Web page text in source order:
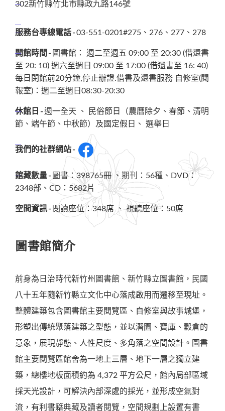
302新竹縣竹北市縣政九路146號
服務台專線電話 03-551-0201#275、276、277、278
開館時間
圖書館： 週二至週五 09:00 至 20:30 (借還書
至 20: 10) 週六至週日 09:00 至 17:00 (借還書至 16: 40)
每日閉館前20分鐘,停止辦證.借書及還書服務 自修室(閱
報室)：週二至週日08:30-20:30
休館日
週一全天 、 民俗節日（農曆除夕、春節、清明
節、端午節、中秋節）及國定假日、 選舉日
我們的社群網站
館藏數量
圖書：398765冊 、期刊：56種、DVD：
2348部、CD：5682片
空間資訊 閱讀座位：348席 、 視聽座位：50席
圖書館簡介
前身為日治時代新竹州圖書館、新竹縣立圖書館，民國
八十五年隨新竹縣立文化中心落成啟用而遷移至現址。
整體建築包含圖書館主要閱覽區、自修室與故事城堡，
形塑出傳統聚落建築之型態，並以潛園、寶庫、穀倉的
意象，展現靜態、人性尺度、多角落之空間設計。圖書
館主要閱覽區館舍為一地上三層、地下一層之獨立建
築，總樓地板面積約為 4,372 平方公尺，館內局部區域
採天光設計，可解決內部深處的採光，並形成空氣對
流，有利書籍典藏及讀者閱覽，空間規劃上設置有書